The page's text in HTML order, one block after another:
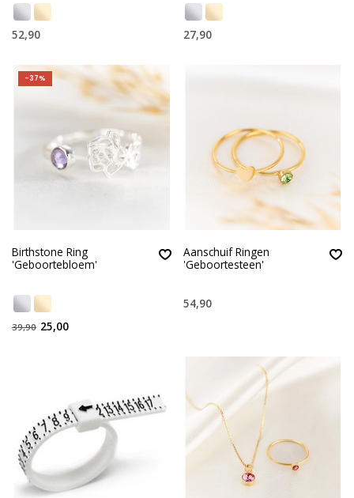
52,90 27,90
-37%
Birthstone Ring
'Geboortebloem'
39,90 25,00
Aanschuif Ringen
'Geboortesteen'
54,90